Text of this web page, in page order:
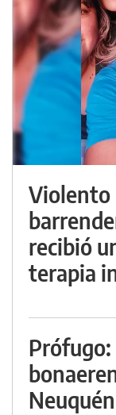
Violento
recibió
terapia
Prófugo:
Neuquén